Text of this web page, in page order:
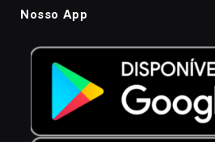
Nosso App